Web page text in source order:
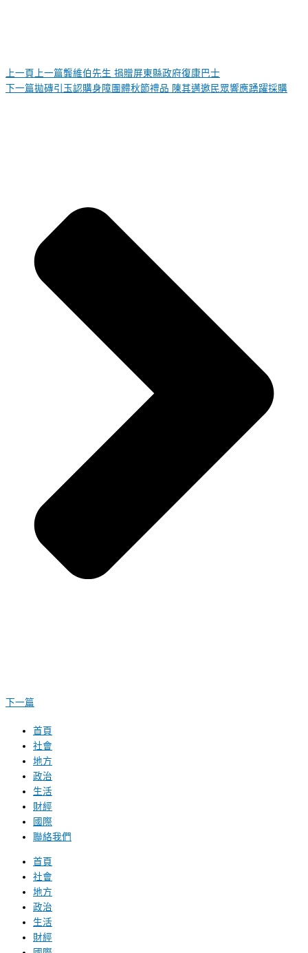
上一頁 上一篇龔維伯先生 捐贈屏東縣政府復康巴士
下一篇拋磚引玉認購身障團體秋節禮品 陳其邁邀民眾響應踴躍採購
下一篇
首頁
社會
地方
政治
生活
財經
國際
聯絡我們
首頁
社會
地方
政治
生活
財經